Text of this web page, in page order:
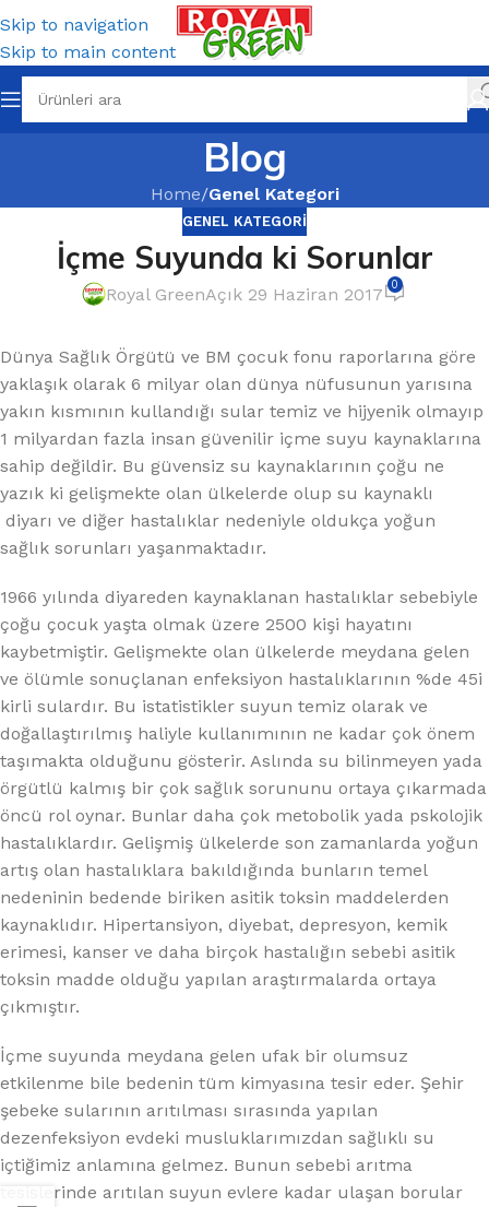
Skip to navigation
Skip to main content
Blog
Home/Genel Kategori
GENEL KATEGORI
İçme Suyunda ki Sorunlar
Royal GreenAçık 29 Haziran 2017 0
Dünya Sağlık Örgütü ve BM çocuk fonu raporlarına göre
yaklaşık olarak 6 milyar olan dünya nüfusunun yarısına
yakın kısmının kullandığı sular temiz ve hijyenik olmayıp
1 milyardan fazla insan güvenilir içme suyu kaynaklarına
sahip değildir. Bu güvensiz su kaynaklarının çoğu ne
yazık ki gelişmekte olan ülkelerde olup su kaynaklı
diyarı ve diğer hastalıklar nedeniyle oldukça yoğun
sağlık sorunları yaşanmaktadır.
1966 yılında diyareden kaynaklanan hastalıklar sebebiyle
çoğu çocuk yaşta olmak üzere 2500 kişi hayatını
kaybetmiştir. Gelişmekte olan ülkelerde meydana gelen
ve ölümle sonuçlanan enfeksiyon hastalıklarının %de 45i
kirli sulardır. Bu istatistikler suyun temiz olarak ve
doğallaştırılmış haliyle kullanımının ne kadar çok önem
taşımakta olduğunu gösterir. Aslında su bilinmeyen yada
örgütlü kalmış bir çok sağlık sorununu ortaya çıkarmada
öncü rol oynar. Bunlar daha çok metobolik yada pskolojik
hastalıklardır. Gelişmiş ülkelerde son zamanlarda yoğun
artış olan hastalıklara bakıldığında bunların temel
nedeninin bedende biriken asitik toksin maddelerden
kaynaklıdır. Hipertansiyon, diyebat, depresyon, kemik
erimesi, kanser ve daha birçok hastalığın sebebi asitik
toksin madde olduğu yapılan araştırmalarda ortaya
çıkmıştır.
İçme suyunda meydana gelen ufak bir olumsuz
etkilenme bile bedenin tüm kimyasına tesir eder. Şehir
şebeke sularının arıtılması sırasında yapılan
dezenfeksiyon evdeki musluklarımızdan sağlıklı su
içtiğimiz anlamına gelmez. Bunun sebebi arıtma
tesislerinde arıtılan suyun evlere kadar ulaşan borular